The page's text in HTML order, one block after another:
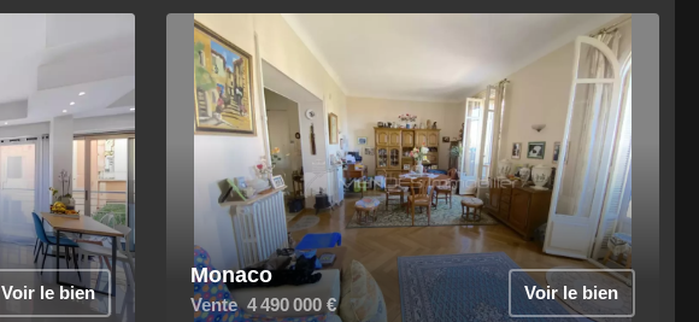
Voir le bien
Monaco
Vente 4 490 000 €
Voir le bien